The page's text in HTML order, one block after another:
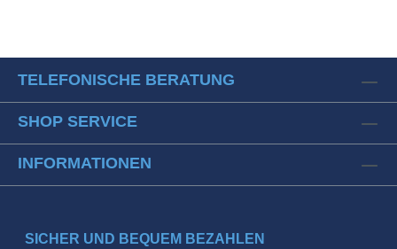
TELEFONISCHE BERATUNG
SHOP SERVICE
INFORMATIONEN
SICHER UND BEQUEM BEZAHLEN